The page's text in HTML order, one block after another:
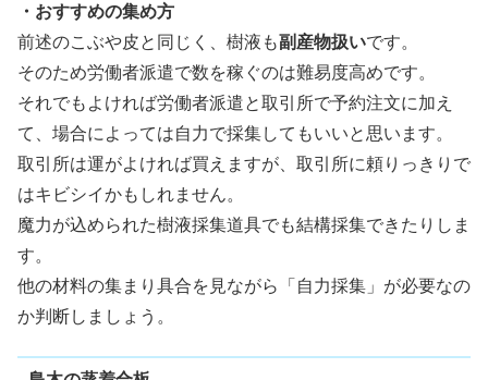
・おすすめの集め方
前述のこぶや皮と同じく、樹液も副産物扱いです。
そのため労働者派遣で数を稼ぐのは難易度高めです。
それでもよければ労働者派遣と取引所で予約注文に加え
て、場合によっては自力で採集してもいいと思います。
取引所は運がよければ買えますが、取引所に頼りっきりで
はキビシイかもしれません。
魔力が込められた樹液採集道具でも結構採集できたりしま
す。
他の材料の集まり具合を見ながら「自力採集」が必要なの
か判断しましょう。